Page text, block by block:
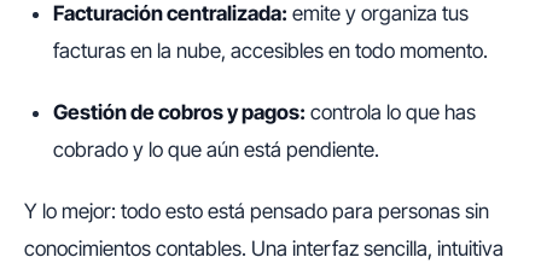
Facturación centralizada: emite y organiza tus
facturas en la nube, accesibles en todo momento.
Gestión de cobros y pagos: controla lo que has
cobrado y lo que aún está pendiente.
Y lo mejor: todo esto está pensado para personas sin
conocimientos contables. Una interfaz sencilla, intuitiva